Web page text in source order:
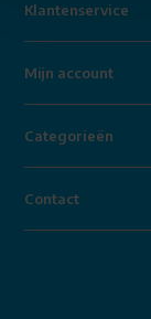
Klantenservice
Mijn account
Categorieën
Contact